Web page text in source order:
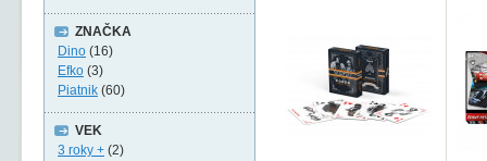
ZNAČKA
Dino (16)
Efko (3)
Piatnik (60)
VEK
3 roky + (2)